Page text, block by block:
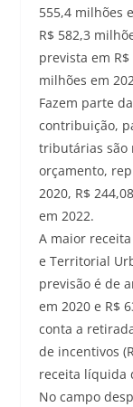
555,4 milhões
R$ 582,3
prevista em
milhões em
Fazem parte
contribuição,
tributárias são
orçamento,
2020, R$
em 2022.
A maior
e Territorial
previsão é de
em 2020 e R$
conta a
de incentivos
receita líquida
No campo